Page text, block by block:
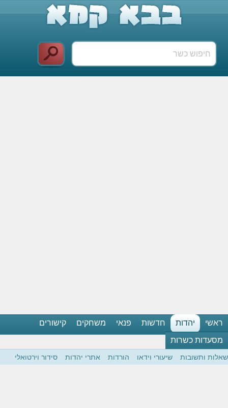
ראשי יהדות חדשות פנאי משחקים
קישורים
מסעדות כשרות
שאלות ותשובות שיעורי וידאו הורדות אתרי יהדות סידור וירטואלי